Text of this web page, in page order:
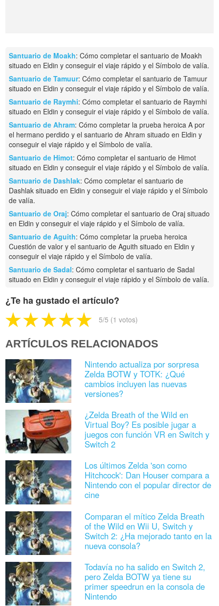
Santuario de Moakh: Cómo completar el santuario de Moakh
situado en Eldin y conseguir el viaje rápido y el Símbolo de valía.
Santuario de Tamuur: Cómo completar el santuario de Tamuur
situado en Eldin y conseguir el viaje rápido y el Símbolo de valía.
Santuario de Raymhi: Cómo completar el santuario de Raymhi
situado en Eldin y conseguir el viaje rápido y el Símbolo de valía.
Santuario de Ahram: Cómo completar la prueba heroica A por
el hermano perdido y el santuario de Ahram situado en Eldin y
conseguir el viaje rápido y el Símbolo de valía.
Santuario de Himot: Cómo completar el santuario de Himot
situado en Eldin y conseguir el viaje rápido y el Símbolo de valía.
Santuario de Dashlak: Cómo completar el santuario de
Dashlak situado en Eldin y conseguir el viaje rápido y el Símbolo
de valía.
Santuario de Oraj: Cómo completar el santuario de Oraj situado
en Eldin y conseguir el viaje rápido y el Símbolo de valía.
Santuario de Aguith: Cómo completar la prueba heroica
Cuestión de valor y el santuario de Aguith situado en Eldin y
conseguir el viaje rápido y el Símbolo de valía.
Santuario de Sadal: Cómo completar el santuario de Sadal
situado en Eldin y conseguir el viaje rápido y el Símbolo de valía.
¿Te ha gustado el artículo?
5/5 (1 votos)
ARTÍCULOS RELACIONADOS
Nintendo actualiza por sorpresa
Zelda BOTW y TOTK: ¿Qué
cambios incluyen las nuevas
versiones?
¿Zelda Breath of the Wild en
Virtual Boy? Es posible jugar a
juegos con función VR en Switch y
Switch 2
Los últimos Zelda 'son como
Hitchcock': Dan Houser compara a
Nintendo con el popular director de
cine
Comparan el mítico Zelda Breath
of the Wild en Wii U, Switch y
Switch 2: ¿Ha mejorado tanto en la
nueva consola?
Todavía no ha salido en Switch 2,
pero Zelda BOTW ya tiene su
primer speedrun en la consola de
Nintendo